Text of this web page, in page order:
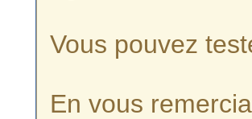
Vous pouvez
En vous